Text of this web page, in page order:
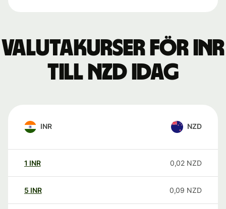
Valutakurser för INR
till NZD idag
INR NZD
1 INR 0,02 NZD
5 INR 0,09 NZD